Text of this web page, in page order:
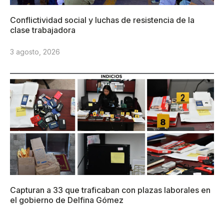
Conflictividad social y luchas de resistencia de la
clase trabajadora
3 agosto, 2026
Capturan a 33 que traficaban con plazas laborales en
el gobierno de Delfina Gómez